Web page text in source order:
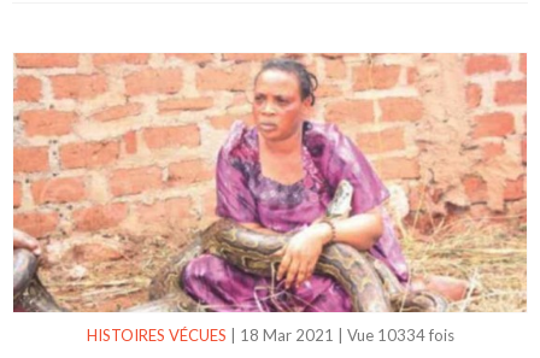
HISTOIRES VÉCUES 18 Mar 2021 Vue 10334 fois